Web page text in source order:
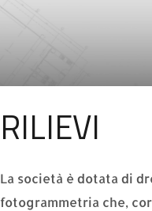
RILIEVI
La società è dotata di
fotogrammetria che,